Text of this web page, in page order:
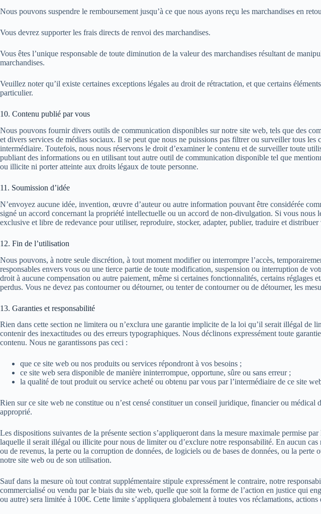
Nous pouvons suspendre le remboursement jusqu’à ce que nous ayons reçu les marchandises en
Vous devrez supporter les frais directs de renvoi des marchandises.
Vous êtes l’unique responsable de toute diminution de la valeur des marchandises résultant de
marchandises.
Veuillez noter qu’il existe certaines exceptions légales au droit de rétractation, et que certains
particulier.
10. Contenu publié par vous
Nous pouvons fournir divers outils de communication disponibles sur notre site web, tels que des
et divers services de médias sociaux. Il se peut que nous ne puissions pas filtrer ou surveiller tous
intermédiaire. Toutefois, nous nous réservons le droit d’examiner le contenu et de surveiller toute
publiant des informations ou en utilisant tout autre outil de communication disponible tel que
ou illicite ni porter atteinte aux droits légaux de toute personne.
11. Soumission d’idée
N’envoyez aucune idée, invention, œuvre d’auteur ou autre information pouvant être considérée
signé un accord concernant la propriété intellectuelle ou un accord de non-divulgation. Si vous
exclusive et libre de redevance pour utiliser, reproduire, stocker, adapter, publier, traduire et
12. Fin de l’utilisation
Nous pouvons, à notre seule discrétion, à tout moment modifier ou interrompre l’accès,
responsables envers vous ou une tierce partie de toute modification, suspension ou interruption de
droit à aucune compensation ou autre paiement, même si certaines fonctionnalités, certains
perdus. Vous ne devez pas contourner ou détourner, ou tenter de contourner ou de détourner, les
13. Garanties et responsabilité
Rien dans cette section ne limitera ou n’exclura une garantie implicite de la loi qu’il serait illégal
contenir des inexactitudes ou des erreurs typographiques. Nous déclinons expressément toute
contenu. Nous ne garantissons pas ceci :
que ce site web ou nos produits ou services répondront à vos besoins ;
ce site web sera disponible de manière ininterrompue, opportune, sûre ou sans erreur ;
la qualité de tout produit ou service acheté ou obtenu par vous par l’intermédiaire de ce site
Rien sur ce site web ne constitue ou n’est censé constituer un conseil juridique, financier ou
approprié.
Les dispositions suivantes de la présente section s’appliqueront dans la mesure maximale permise
laquelle il serait illégal ou illicite pour nous de limiter ou d’exclure notre responsabilité. En aucun
ou de revenus, la perte ou la corruption de données, de logiciels ou de bases de données, ou la
notre site web ou de son utilisation.
Sauf dans la mesure où tout contrat supplémentaire stipule expressément le contraire, notre
commercialisé ou vendu par le biais du site web, quelle que soit la forme de l’action en justice qui
ou autre) sera limitée à 100€. Cette limite s’appliquera globalement à toutes vos réclamations,